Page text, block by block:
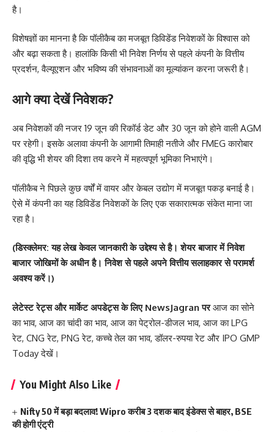
है।
विशेषज्ञों का मानना है कि पॉलीकैब का मजबूत डिविडेंड निवेशकों के विश्वास को
और बढ़ा सकता है। हालांकि किसी भी निवेश निर्णय से पहले कंपनी के वित्तीय
प्रदर्शन, वैल्यूएशन और भविष्य की संभावनाओं का मूल्यांकन करना जरूरी है।
आगे क्या देखें निवेशक?
अब निवेशकोंकी नजर 19 जून की रिकॉर्ड डेट और 30 जून को होने वाली AGM
पर रहेगी। इसके अलावा कंपनी के आगामी तिमाही नतीजे और FMEG कारोबार
की वृद्धि भी शेयर की दिशा तय करने में महत्वपूर्ण भूमिका निभाएंगे।
पॉलीकैब ने पिछले कुछ वर्षों में वायर और केबल उद्योग में मजबूत पकड़ बनाई है।
ऐसे में कंपनी का यह डिविडेंड निवेशकों के लिए एक सकारात्मक संकेत माना जा
रहा है।
(डिस्क्लेमर: यह लेख केवल जानकारी के उद्देश्य से है। शेयर बाजार में निवेश
बाजार जोखिमों के अधीन है। निवेश से पहले अपने वित्तीय सलाहकार से परामर्श
अवश्य करें।)
लेटेस्ट रेट्स और मार्केट अपडेट्स के लिए NewsJagran पर आज का सोने
का भाव, आज का चांदी का भाव, आज का पेट्रोल-डीजल भाव, आज का LPG
रेट, CNG रेट, PNG रेट,कच्चे तेल का भाव,डॉलर-रुपया रेट और IPO GMP
Todayदेखें।
You Might Also Like
Nifty 50 में बड़ा बदलाव! Wipro करीब 3 दशक बाद इंडेक्स से बाहर, BSE
की होगी एंट्री